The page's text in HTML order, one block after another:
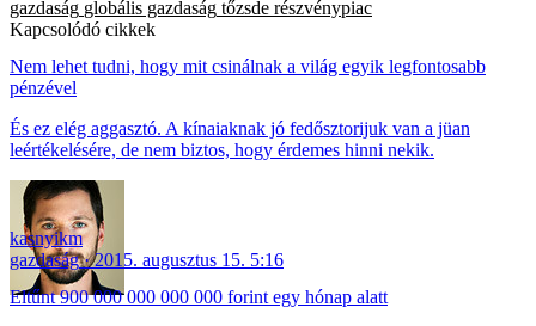
gazdaság globális gazdaság tőzsde részvénypiac
Kapcsolódó cikkek
Nem lehet tudni, hogy mit csinálnak a világ egyik legfontosabb
pénzével
És ez elég aggasztó. A kínaiaknak jó fedősztorijuk van a jüan
leértékelésére, de nem biztos, hogy érdemes hinni nekik.
kasnyikm
gazdaság
2015. augusztus 15. 5:16
Eltűnt 900 000 000 000 000 forint egy hónap alatt